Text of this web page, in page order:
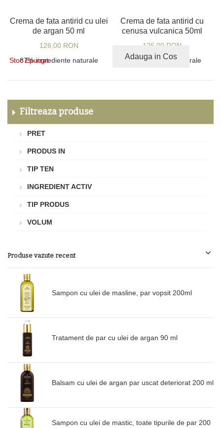
Crema de fata antirid cu ulei
de argan 50 ml
126,00 RON
87% ingrediente naturale
Stoc Epuizat
Crema de fata antirid cu
cenusa vulcanica 50ml
126,00 RON
94% ingrediente naturale
Adauga in Cos
Filtreaza produse
PRET
PRODUS IN
TIP TEN
INGREDIENT ACTIV
TIP PRODUS
VOLUM
Produse vazute recent
Sampon cu ulei de masline, par vopsit 200ml
Tratament de par cu ulei de argan 90 ml
Balsam cu ulei de argan par uscat deteriorat 200 ml
Sampon cu ulei de mastic, toate tipurile de par 200